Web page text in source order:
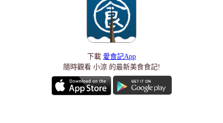
下載 愛食記App
隨時觀看 小涼 的最新美食食記!